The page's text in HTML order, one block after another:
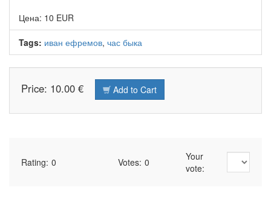
Цена: 10 EUR
Tags: иван ефремов, час быка
Price: 10.00 € Add to Cart
Rating: 0 Votes: 0
Your
vote: